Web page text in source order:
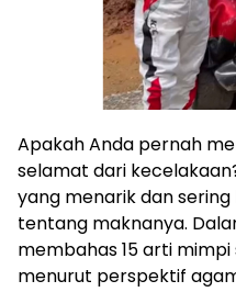
Apakah Anda pernah
selamat dari
yang menarik dan
tentang maknanya.
membahas 15 arti
menurut perspektif